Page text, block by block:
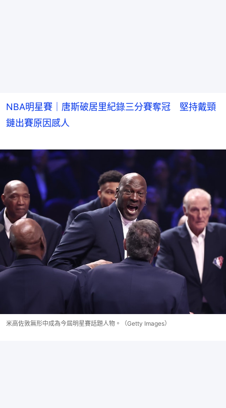
NBA明星賽｜唐斯破居里紀錄三分賽奪冠 堅持戴頸
鏈出賽原因感人
米高佐敦無形中成為今屆明星賽話題人物。（Getty Images）